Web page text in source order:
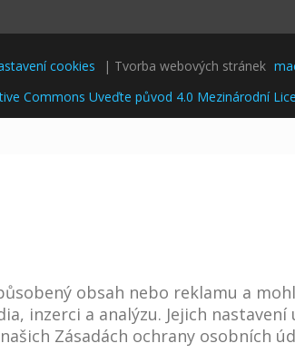
cookies | Tvorba webových stránek
Commons Uveďte původ 4.0 Mezinárodní
obsah nebo reklamu a
inzerci a analýzu. Jejich
Zásadách ochrany osobních